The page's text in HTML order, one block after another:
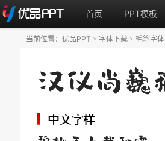
首页 PPT模板
当前位置： 优品PPT > 字体下载 > 毛笔字体